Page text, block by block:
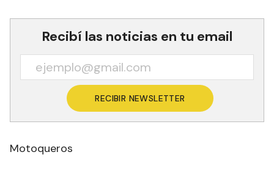
Recibí las noticias en tu email
RECIBIR NEWSLETTER
Motoqueros